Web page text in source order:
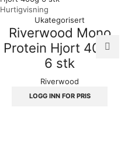
Hurtigvisning
Ukategorisert
Riverwood Mono
Protein Hjort 400g
6 stk
Riverwood
LOGG INN FOR PRIS